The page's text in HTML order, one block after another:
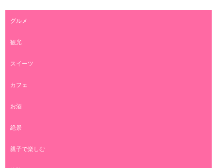
グルメ
観光
スイーツ
カフェ
お酒
絶景
親子で楽しむ